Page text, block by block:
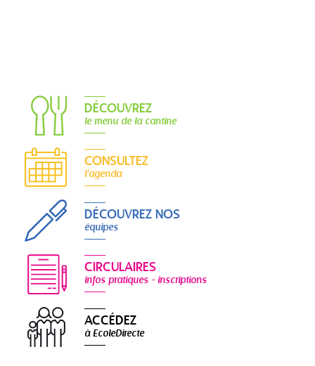
DÉCOUVREZ
le menu de la cantine
CONSULTEZ
l'agenda
DÉCOUVREZ NOS
équipes
CIRCULAIRES
infos pratiques - inscriptions
ACCÉDEZ
à EcoleDirecte